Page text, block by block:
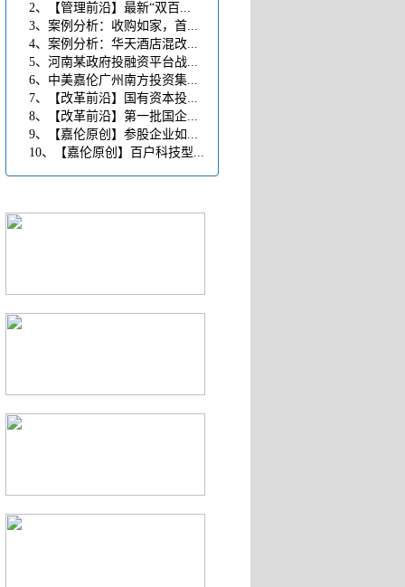
2、【管理前沿】最新“双百...
3、案例分析：收购如家，首...
4、案例分析：华天酒店混改...
5、河南某政府投融资平台战...
6、中美嘉伦广州南方投资集...
7、【改革前沿】国有资本投...
8、【改革前沿】第一批国企...
9、【嘉伦原创】参股企业如...
10、【嘉伦原创】百户科技型...